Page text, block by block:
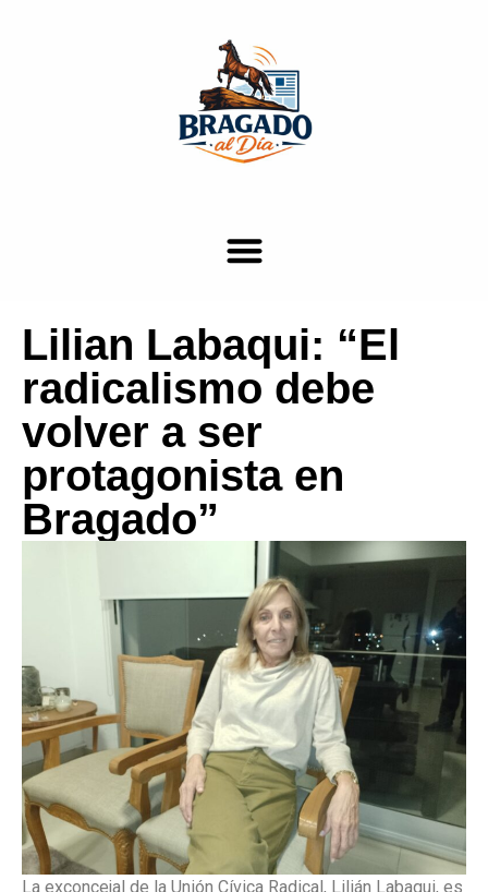
Lilian Labaqui: “El
radicalismo debe
volver a ser
protagonista en
Bragado”
La exconcejal de la Unión Cívica Radical, Lilián Labaqui, es